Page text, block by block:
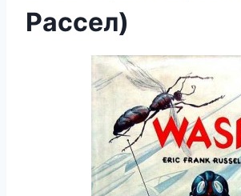
Рассел)